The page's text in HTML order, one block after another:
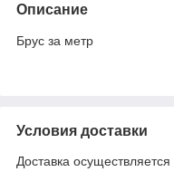
Описание
Брус за метр
Условия доставки
Доставка